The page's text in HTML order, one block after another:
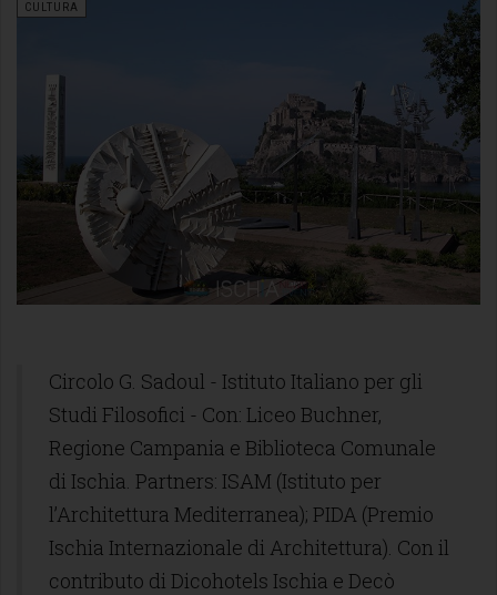
CULTURA
Circolo G. Sadoul - Istituto Italiano per gli
Studi Filosofici - Con: Liceo Buchner,
Regione Campania e Biblioteca Comunale
di Ischia. Partners: ISAM (Istituto per
l’Architettura Mediterranea); PIDA (Premio
Ischia Internazionale di Architettura). Con il
contributo di Dicohotels Ischia e Decò